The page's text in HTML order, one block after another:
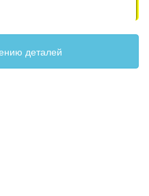
деталей